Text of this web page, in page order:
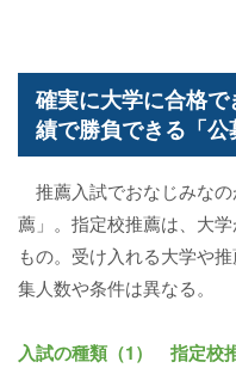
確実に大学に合格
績で勝負できる「公
推薦入試でおなじみな
薦」。指定校推薦は、大
もの。受け入れる大学や
集人数や条件は異なる。
入試の種類（1） 指定校